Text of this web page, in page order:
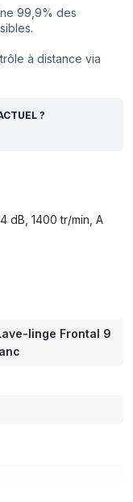
99,9% des
à distance via
?
dB, 1400 tr/min, A
linge Frontal 9